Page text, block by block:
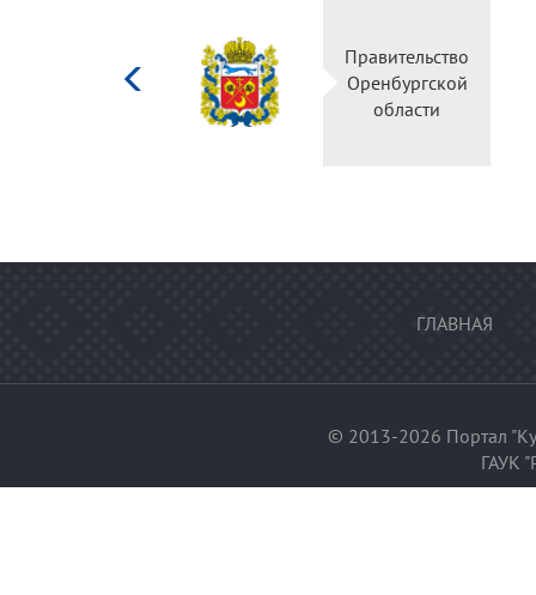
Правительство
Оренбургской
области
ГЛАВНАЯ
© 2013-2026 Портал
ГАУК